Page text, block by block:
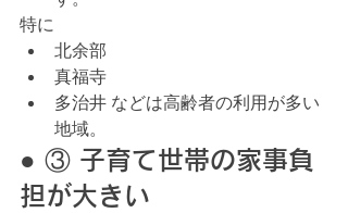
特に
北余部
真福寺
多治井 などは高齢者の利用が多い
地域。
● ③ 子育て世帯の家事負
担が大きい